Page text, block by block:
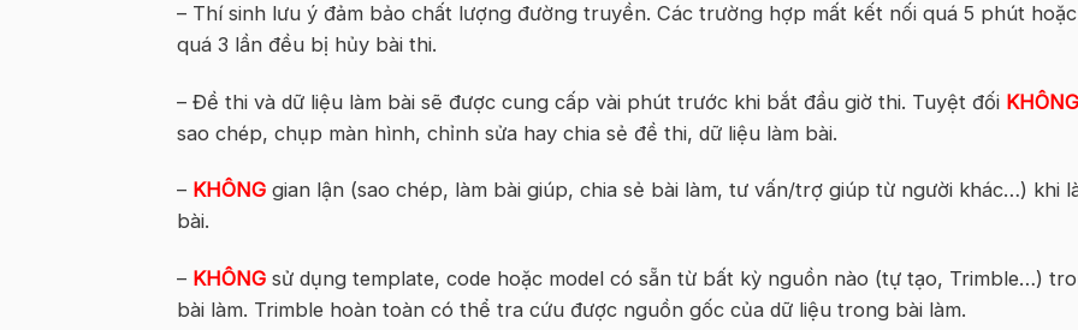
– Thí sinh lưu ý đảm bảo chất lượng đường truyền. Các trường hợp mất kết nối quá 5 phút hoặc
quá 3 lần đều bị hủy bài thi.
– Đề thi và dữ liệu làm bài sẽ được cung cấp vài phút trước khi bắt đầu giờ thi. Tuyệt đối
sao chép, chụp màn hình, chỉnh sửa hay chia sẻ đề thi, dữ liệu làm bài.
– KHÔNG gian lận (sao chép, làm bài giúp, chia sẻ bài làm, tư vấn/trợ giúp từ người khác…) khi
bài.
– KHÔNG sử dụng template, code hoặc model có sẵn từ bất kỳ nguồn nào (tự tạo, Trimble…)
bài làm. Trimble hoàn toàn có thể tra cứu được nguồn gốc của dữ liệu trong bài làm.